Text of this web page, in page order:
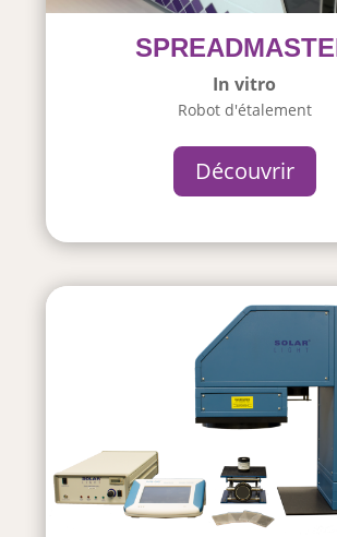
In vitro
Robot d'étalement
Découvrir